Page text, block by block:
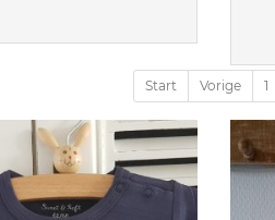
Start Vorige 1